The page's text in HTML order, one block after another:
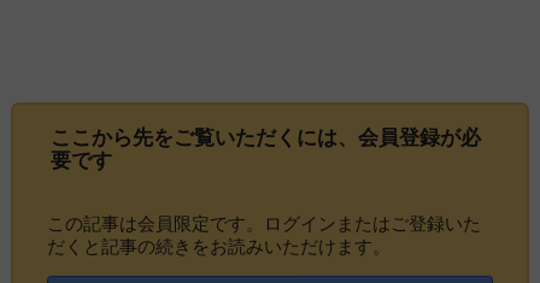
ここから先をご覧いただくには、 会員登録が必
要です
この記事は会員限定です。ログインまたはご登録いた
だくと記事の続きをお読みいただけます。